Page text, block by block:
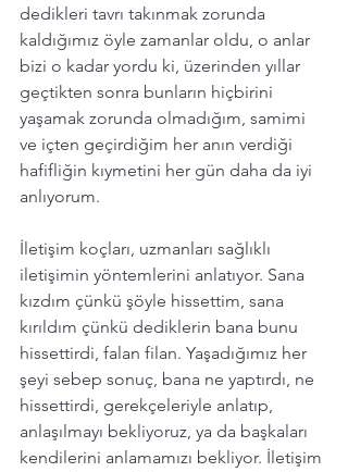
dedikleri tavrı takınmak zorunda
kaldığımız öyle zamanlar oldu, o anlar
bizi o kadar yordu ki, üzerinden yıllar
geçtikten sonra bunların hiçbirini
yaşamak zorunda olmadığım, samimi
ve içten geçirdiğim her anın verdiği
hafifliğin kıymetini her gün daha da iyi
anlıyorum.
İletişim koçları, uzmanları sağlıklı
iletişimin yöntemlerini anlatıyor. Sana
kızdım çünkü şöyle hissettim, sana
kırıldım çünkü dediklerin bana bunu
hissettirdi, falan filan. Yaşadığımız her
şeyi sebep sonuç, bana ne yaptırdı, ne
hissettirdi, gerekçeleriyle anlatıp,
anlaşılmayı bekliyoruz, ya da başkaları
kendilerini anlamamızı bekliyor. İletişim